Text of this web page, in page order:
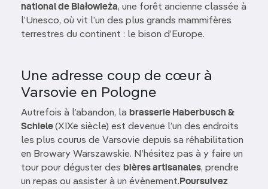
national de Białowieża, une forêt ancienne classée à
l’Unesco, où vit l’un des plus grands mammifères
terrestres du continent : le bison d’Europe.
Une adresse coup de cœur à
Varsovie en Pologne
Autrefois à l’abandon, la brasserie Haberbusch &
Schiele(XIXe siècle) est devenue l’un des endroits
les plus courus de Varsovie depuis sa réhabilitation
en Browary Warszawskie. N’hésitez pas à y faire un
tour pour déguster des bières artisanales, prendre
un repas ou assister à un évènement. Poursuivez